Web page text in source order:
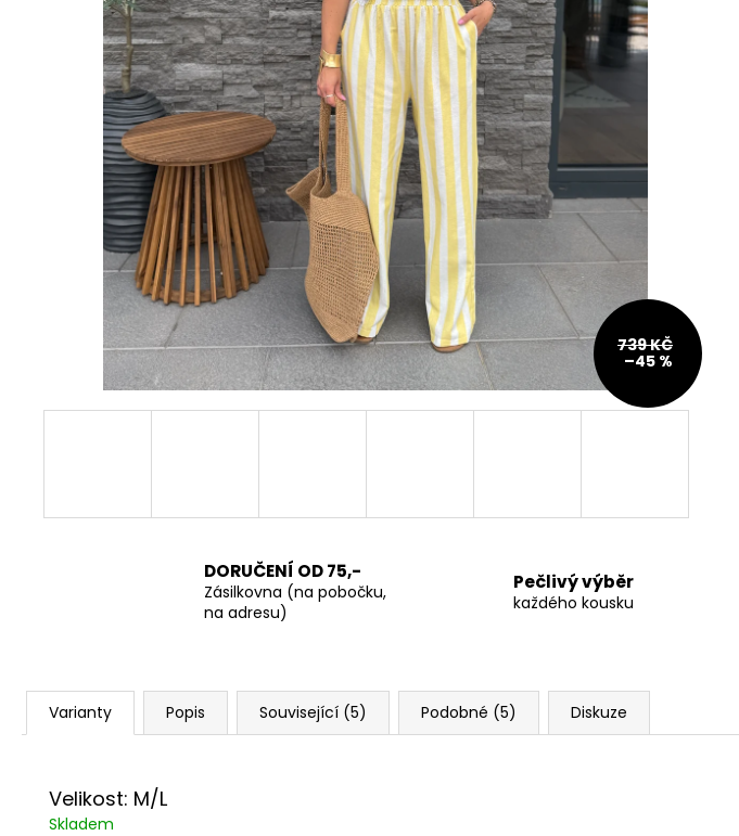
739 KČ
–45 %
DORUČENÍ OD 75,-
Zásilkovna (na pobočku,
na adresu)
Pečlivý výběr
každého kousku
Varianty Popis Související (5) Podobné (5) Diskuze
Velikost: M/L
Skladem
DŽÍNOVÉ ŠATY BLUE
1 249 Kč
TŘPYTIVÝ TOP ELOIS
349 Kč